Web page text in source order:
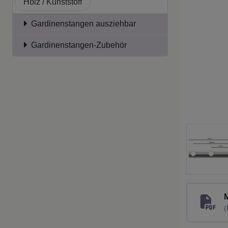
Holz / Kunststoff
Gardinenstangen ausziehbar
Gardinenstangen-Zubehör